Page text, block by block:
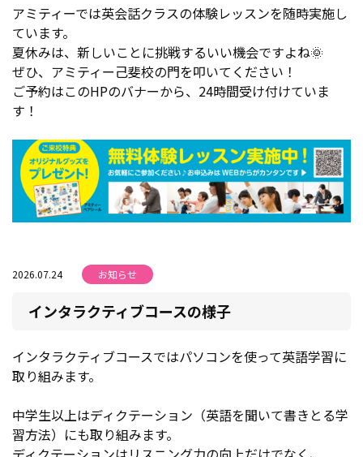
アミティーでは英会話クラスの体験レッスンを随時実施し
ています。
夏休みは、新しいことに挑戦するいい機会ですよね🌞
ぜひ、アミティー己斐校の門を叩いてください！
ご予約はこのHPのバナーから、24時間受け付けていま
す！
2026.07.24 お知らせ
インタラクティブコースの様子
インタラクティブコースではパソコンを使って英語学習に
取り組みます。
中学生以上はディクテーション（英語を聞いて書きとる学
習方法）にも取り組みます。